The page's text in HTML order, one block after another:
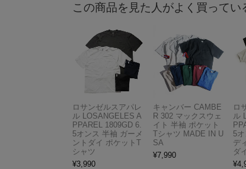
この商品を見た人がよく買ってい
ロサンゼルスアパレ
ル LOSANGELES A
PPAREL 1809GD 6.
5オンス 半袖 ガーメ
ントダイ ポケットT
シャツ
¥3,990
キャンバー CAMBE
R 302 マックスウェ
イト 半袖 ポケット
Tシャツ MADE IN U
SA
¥7,990
ロ
ル
5
デ
ダ
¥